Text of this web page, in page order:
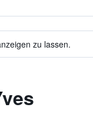
zu lassen.